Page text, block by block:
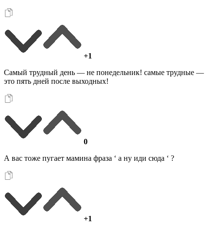
+1
Самый трудный день — не понедельник! самые трудные —
это пять дней после выходных!
0
А вас тоже пугает мамина фраза ‘ а ну иди сюда ‘ ?
+1